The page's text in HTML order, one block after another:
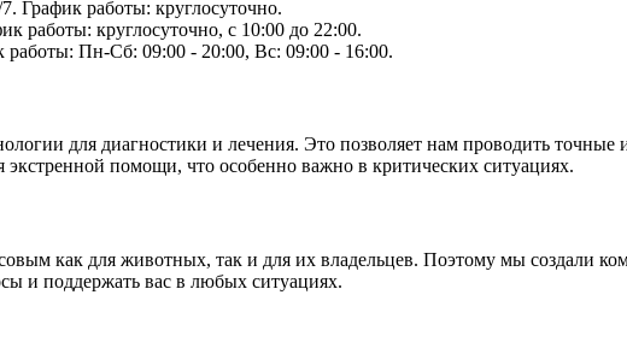
График работы: круглосуточно.
работы: круглосуточно, с 10:00 до 22:00.
Пн-Сб: 09:00 - 20:00, Вс: 09:00 - 16:00.
для диагностики и лечения. Это позволяет нам проводить
помощи, что особенно важно в критических ситуациях.
как для животных, так и для их владельцев. Поэтому мы создали
и поддержать вас в любых ситуациях.